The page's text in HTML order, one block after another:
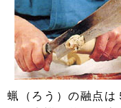
蝋（ろう）の融点